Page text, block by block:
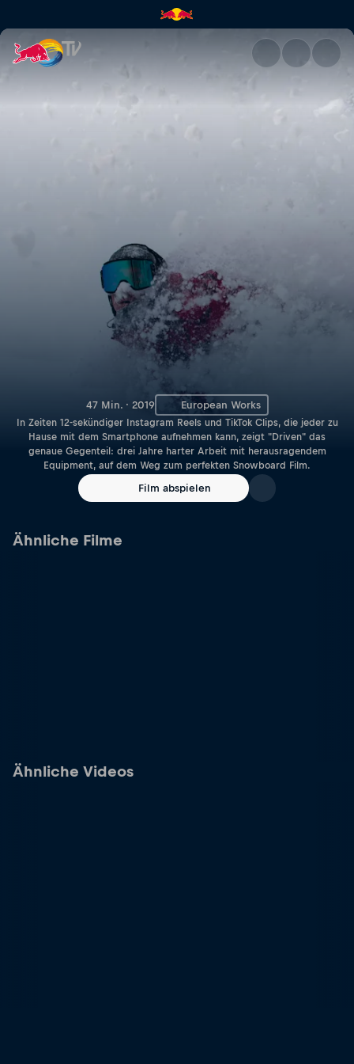
Driven | Red Bull TV
47 Min. · 2019 European Works
In Zeiten 12-sekündiger Instagram Reels und TikTok Clips, die jeder zu
Hause mit dem Smartphone aufnehmen kann, zeigt "Driven" das
genaue Gegenteil: drei Jahre harter Arbeit mit herausragendem
Equipment, auf dem Weg zum perfekten Snowboard Film.
Film abspielen
Ähnliche Filme
Ähnliche Videos